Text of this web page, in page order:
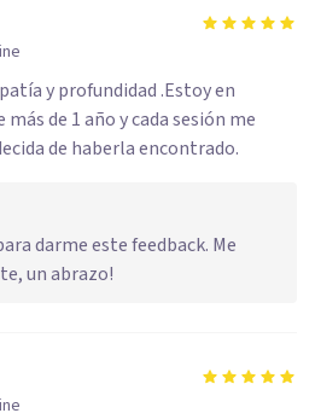
y profundidad .Estoy en
de 1 año y cada sesión me
de haberla encontrado.
darme este feedback. Me
un abrazo!